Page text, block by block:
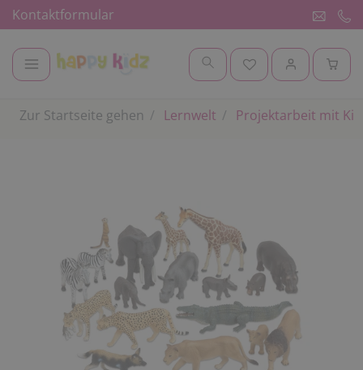
Kontaktformular
Zur Startseite gehen Lernwelt Projektarbeit mit